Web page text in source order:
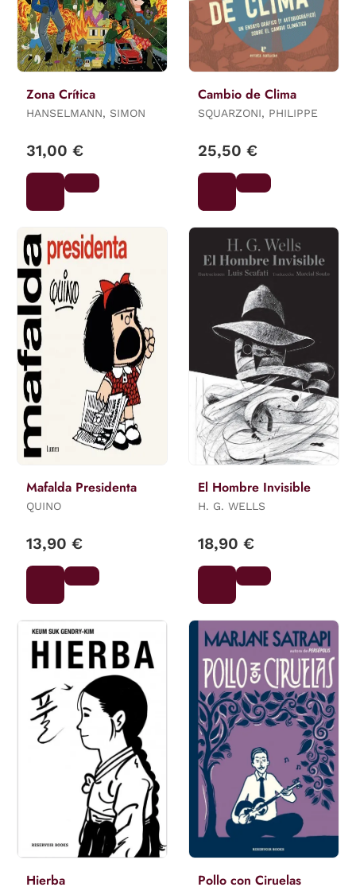
Zona Crítica
HANSELMANN, SIMON
31,00 €
Cambio de Clima
SQUARZONI, PHILIPPE
25,50 €
Mafalda Presidenta
QUINO
13,90 €
El Hombre Invisible
H. G. WELLS
18,90 €
Hierba Pollo con Ciruelas